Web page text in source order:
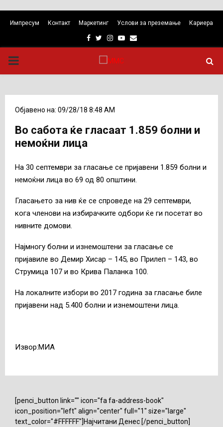
Импресум Контакт Маркетинг Услови за преземање Кариера
Facebook
TwitterInstagram
Youtube
Email
PRIMARY
Објавено на: 09/28/18 8:48 AM
Во сабота ќе гласаат 1.859 болни и
немоќни лица
На 30 септември за гласање се пријавени 1.859 болни и
немоќни лица во 69 од 80 општини.
Гласањето за нив ќе се спроведе на 29 септември,
кога членови на избирачките одбори ќе ги посетат во
нивните домови.
Најмногу болни и изнемоштени за гласање се
пријавиле во Демир Хисар – 145, во Прилеп – 143, во
Струмица 107 и во Крива Паланка 100.
На локалните избори во 2017 година за гласање биле
пријавени над 5.400 болни и изнемоштени лица.
Извор:МИА
[penci_button link="" icon="fa fa-address-book"
icon_position="left" align="center" full="1" size="large"
text_color="#FFFFFF"]Најчитани Денес [/penci_button]